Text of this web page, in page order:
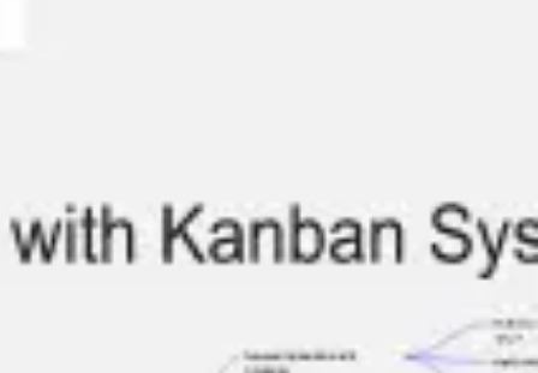
Strategia i planowanie